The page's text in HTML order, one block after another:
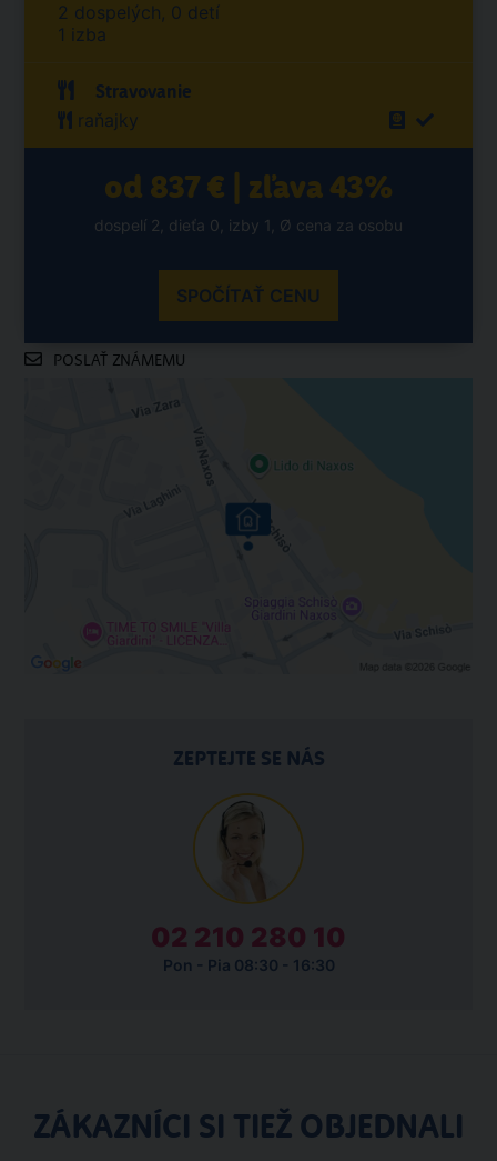
2 dospelých, 0 detí
1 izba
Stravovanie
raňajky
od 837 € | zľava 43%
dospelí 2, dieťa 0, izby 1, Ø cena za osobu
SPOČÍTAŤ CENU
POSLAŤ ZNÁMEMU
ZEPTEJTE SE NÁS
02 210 280 10
Pon - Pia 08:30 - 16:30
ZÁKAZNÍCI SI TIEŽ OBJEDNALI